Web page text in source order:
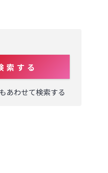
索 す る
あわせて検索する